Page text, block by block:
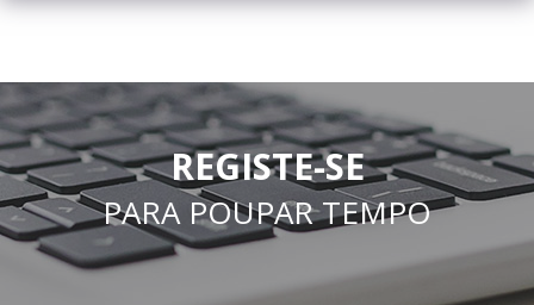
REGISTE-SE
PARA POUPAR TEMPO